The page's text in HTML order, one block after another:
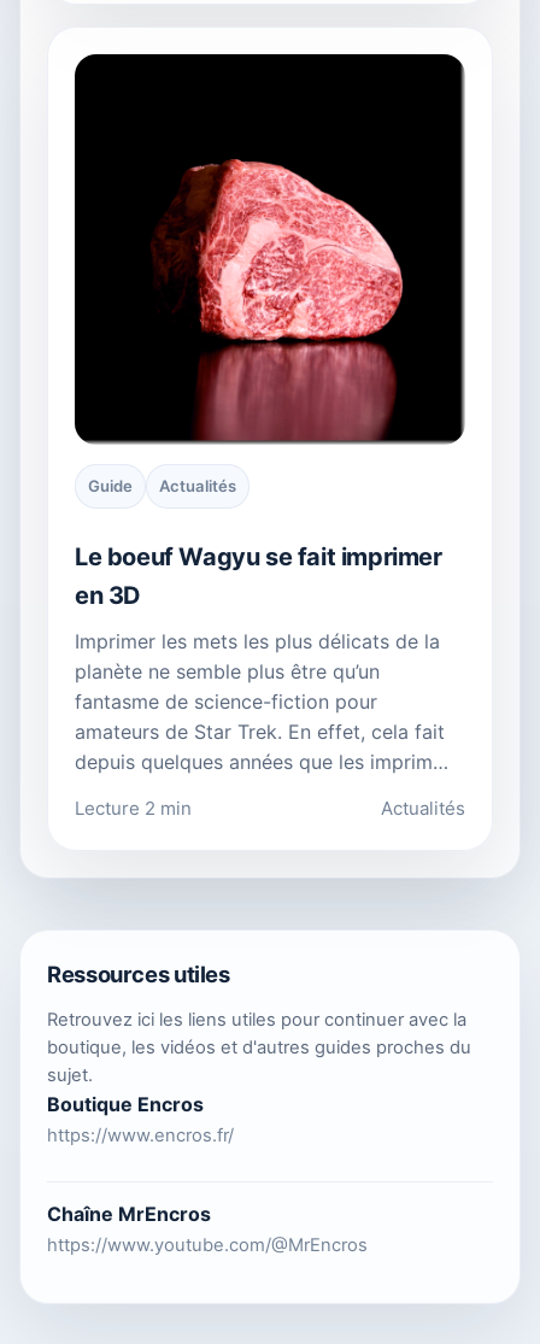
Guide Actualités
Le boeuf Wagyu se fait imprimer
en 3D
Imprimer les mets les plus délicats de la
planète ne semble plus être qu’un
fantasme de science-fiction pour
amateurs de Star Trek. En effet, cela fait
depuis quelques années que les imprim…
Lecture 2 min Actualités
Ressources utiles
Retrouvez ici les liens utiles pour continuer avec la
boutique, les vidéos et d'autres guides proches du
sujet.
Boutique Encros
https://www.encros.fr/
Chaîne MrEncros
https://www.youtube.com/@MrEncros